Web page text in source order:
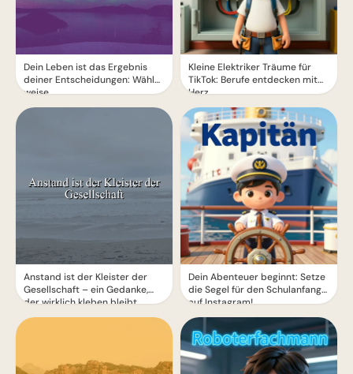
Dein Leben ist das Ergebnis
deiner Entscheidungen: Wähle
weise.
Anstand ist der Kleister der
Gesellschaft – ein Gedanke,
der wirklich kleben bleibt.
Kleine Elektriker Träume für
TikTok: Berufe entdecken mit
Herz
Dein Abenteuer beginnt: Setze
die Segel für den Schulanfang
auf Instagram!